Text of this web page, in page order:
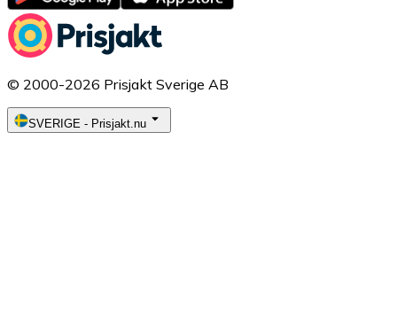
© 2000-2026 Prisjakt Sverige AB
SVERIGE - Prisjakt.nu